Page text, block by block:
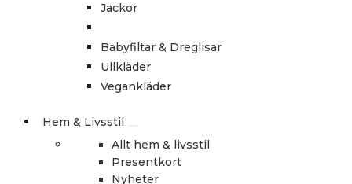
Jackor
Babyfiltar & Dreglisar
Ullkläder
Vegankläder
Hem & Livsstil
Allt hem & livsstil
Presentkort
Nyheter